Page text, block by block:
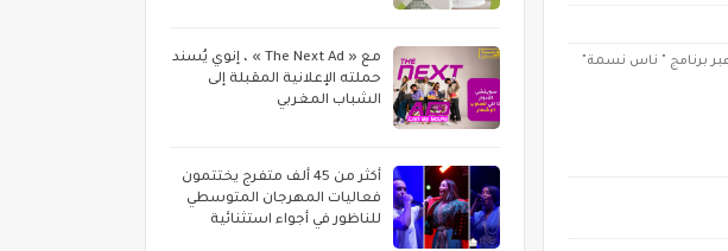
عبر برنامج " ناس نسمة"
مع « The Next Ad » ، إنوي يُسند
حملته الإعلانية المقبلة إلى
الشباب المغربي
أكثر من 45 ألف متفرج يختتمون
فعاليات المهرجان المتوسطي
للناظور في أجواء استثنائية